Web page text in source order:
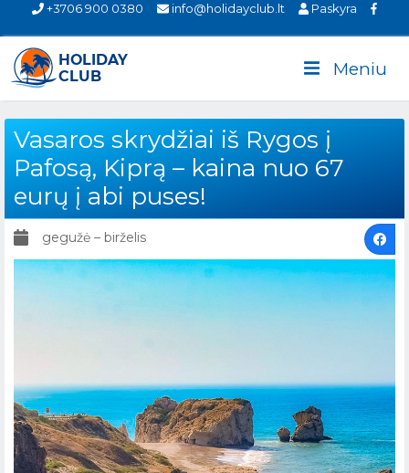
+3706 900 0380 info@holidayclub.lt Paskyra
Meniu
Vasaros skrydžiai iš Rygos į
Pafosą, Kiprą – kaina nuo 67
eurų į abi puses!
gegužė – birželis